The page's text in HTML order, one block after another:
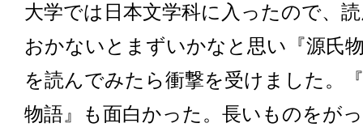
大学では日本文学科に入ったので、
おかないとまずいかなと思い『源氏
を読んでみたら衝撃を受けました。
物語』も面白かった。長いものをが